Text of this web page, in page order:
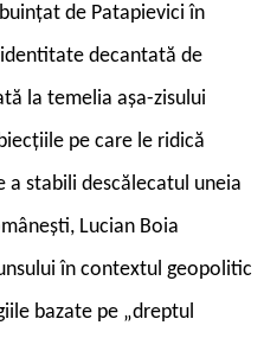
de Patapievici în
decantată de
la temelia așa-zisului
pe care le ridică
stabili descălecatul uneia
Lucian Boia
în contextul geopolitic
bazate pe „dreptul